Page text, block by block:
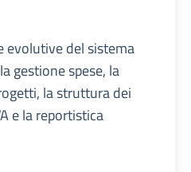
evolutive del sistema
gestione spese, la
la struttura dei
e la reportistica